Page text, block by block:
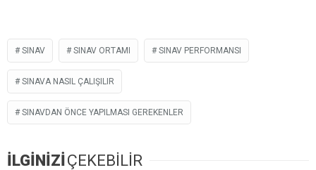
SINAV SINAV ORTAMI SINAV PERFORMANSI
SINAVA NASIL ÇALIŞILIR
SINAVDAN ÖNCE YAPILMASI GEREKENLER
İLGİNİZİÇEKEBİLİR